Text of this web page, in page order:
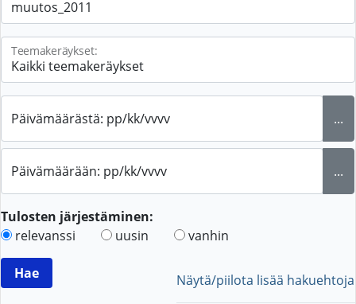
Teemakeräykset:
Päivämäärästä: pp/kk/vvvv ...
Päivämäärään: pp/kk/vvvv ...
Tulosten järjestäminen:
relevanssi
uusin vanhin
Näytä/piilota lisää hakuehtoja